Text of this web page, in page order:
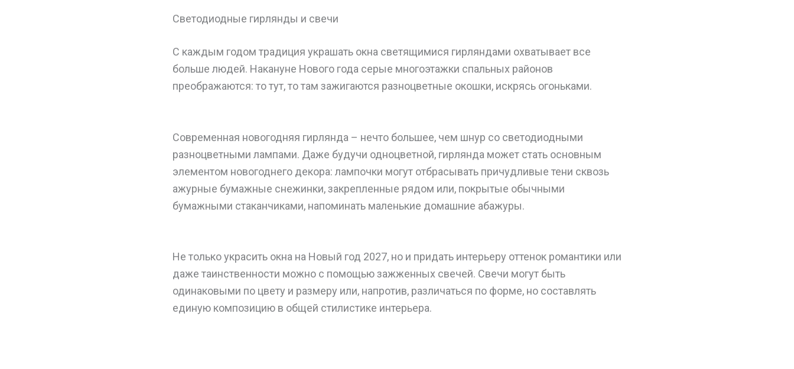
Светодиодные гирлянды и свечи
С каждым годом традиция украшать окна светящимися гирляндами охватывает все
больше людей. Накануне Нового года серые многоэтажки спальных районов
преображаются: то тут, то там зажигаются разноцветные окошки, искрясь огоньками.
Современная новогодняя гирлянда – нечто большее, чем шнур со светодиодными
разноцветными лампами. Даже будучи одноцветной, гирлянда может стать основным
элементом новогоднего декора: лампочки могут отбрасывать причудливые тени сквозь
ажурные бумажные снежинки, закрепленные рядом или, покрытые обычными
бумажными стаканчиками, напоминать маленькие домашние абажуры.
Не только украсить окна на Новый год 2027, но и придать интерьеру оттенок романтики или
даже таинственности можно с помощью зажженных свечей. Свечи могут быть
одинаковыми по цвету и размеру или, напротив, различаться по форме, но составлять
единую композицию в общей стилистике интерьера.